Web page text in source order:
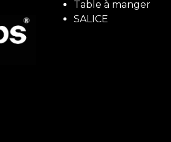
Table à manger
SALICE